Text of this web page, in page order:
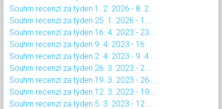
Souhrn recenzí za týden 1. 2. 2026 - 8. 2....
Souhrn recenzí za týden 25. 1. 2026 - 1....
Souhrn recenzí za týden 16. 4. 2023 - 23....
Souhrn recenzí za týden 9. 4. 2023 - 16....
Souhrn recenzí za týden 2. 4. 2023 - 9. 4....
Souhrn recenzí za týden 26. 3. 2023 - 2....
Souhrn recenzí za týden 19. 3. 2023 - 26....
Souhrn recenzí za týden 12. 3. 2023 - 19....
Souhrn recenzí za týden 5. 3. 2023 - 12....